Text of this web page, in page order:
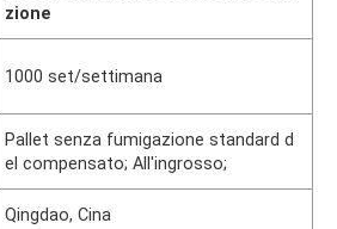
zione
1000 set/settimana
Pallet senza fumigazione standard d
el compensato; All'ingrosso;
Qingdao, Cina